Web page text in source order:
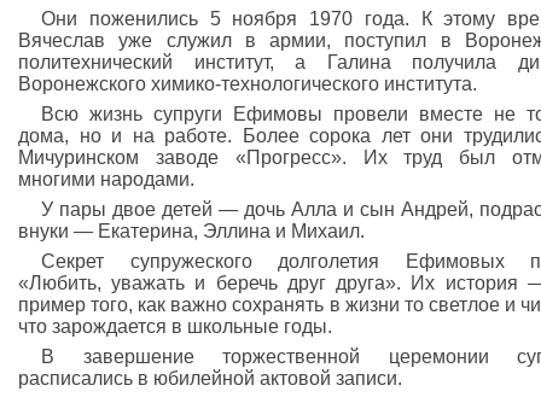
Они поженились 5 ноября 1970 года. К этому
Вячеслав уже служил в армии, поступил в
политехнический институт, а Галина получила
Воронежского химико-технологического института.
Всю жизнь супруги Ефимовы провели вместе не
дома, но и на работе. Более сорока лет они
Мичуринском заводе «Прогресс». Их труд был
многими народами.
У пары двое детей — дочь Алла и сын Андрей,
внуки — Екатерина, Эллина и Михаил.
Секрет супружеского долголетия Ефимовых
«Любить, уважать и беречь друг друга». Их история
пример того, как важно сохранять в жизни то светлое и
что зарождается в школьные годы.
В завершение торжественной церемонии
расписались в юбилейной актовой записи.